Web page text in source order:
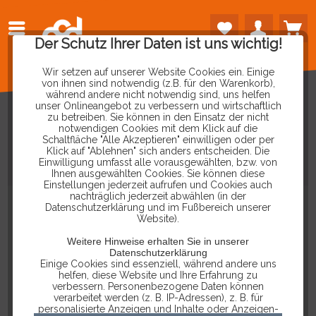
Der Schutz Ihrer Daten ist uns wichtig!
Wir setzen auf unserer Website Cookies ein. Einige
von ihnen sind notwendig (z.B. für den Warenkorb),
während andere nicht notwendig sind, uns helfen
unser Onlineangebot zu verbessern und wirtschaftlich
zu betreiben. Sie können in den Einsatz der nicht
notwendigen Cookies mit dem Klick auf die
Schaltfläche "Alle Akzeptieren" einwilligen oder per
Klick auf "Ablehnen" sich anders entscheiden. Die
Einwilligung umfasst alle vorausgewählten, bzw. von
Ihnen ausgewählten Cookies. Sie können diese
Einstellungen jederzeit aufrufen und Cookies auch
nachträglich jederzeit abwählen (in der
Datenschutzerklärung und im Fußbereich unserer
Website).
Weitere Hinweise erhalten Sie in unserer
Datenschutzerklärung
Einige Cookies sind essenziell, während andere uns
helfen, diese Website und Ihre Erfahrung zu
verbessern. Personenbezogene Daten können
verarbeitet werden (z. B. IP-Adressen), z. B. für
personalisierte Anzeigen und Inhalte oder Anzeigen-
HEAL TECH OBD TOOL FÜR
KAWASAKI MOTORRÄDER